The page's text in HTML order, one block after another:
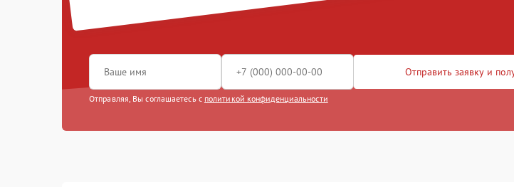
Отправить заявку и
Отправляя, Вы соглашаетесь с политикой конфиденциальности